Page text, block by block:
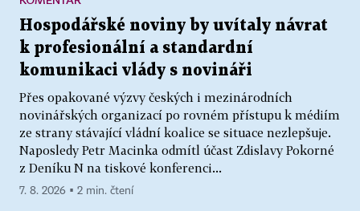
Hospodářské noviny by uvítaly návrat
k profesionální a standardní
komunikaci vlády s novináři
Přes opakované výzvy českých i mezinárodních
novinářských organizací po rovném přístupu k médiím
ze strany stávající vládní koalice se situace nezlepšuje.
Naposledy Petr Macinka odmítl účast Zdislavy Pokorné
z Deníku N na tiskové konferenci...
7. 8. 2026 ▪ 2 min. čtení